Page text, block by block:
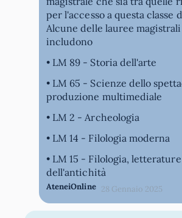
per l'accesso a questa classe
Alcune delle lauree
includono
• LM 89 - Storia dell'arte
• LM 65 - Scienze dello spettacolo e
produzione multimediale
• LM 2 - Archeologia
• LM 14 - Filologia moderna
• LM 15 - Filologia, letterature e storia
dell'antichità
AteneiOnline 28 Gennaio 2025